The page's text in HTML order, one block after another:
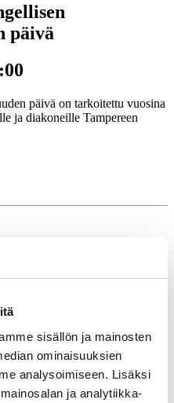
sisällön ja mainosten
ominaisuuksien
analysoimiseen. Lisäksi
ja analytiikka-
päivä
päivä on tarkoitettu vuosina
ja diakoneille Tampereen
Matkakumppanuuden päivä
25.08.2026
08.09.2026